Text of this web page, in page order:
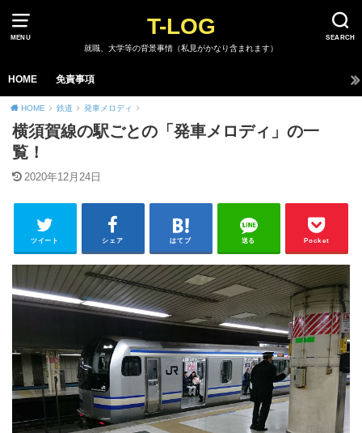
MENU SEARCH
T-LOG
就職、大学等の背景事情（私見がかなり含まれます）
HOME 免責事項
HOME 鉄道 発車メロディ
横須賀線の駅ごとの「発車メロディ」の一
覧！
2020年12月24日
ツイート シェア はてブ 送る Pocket